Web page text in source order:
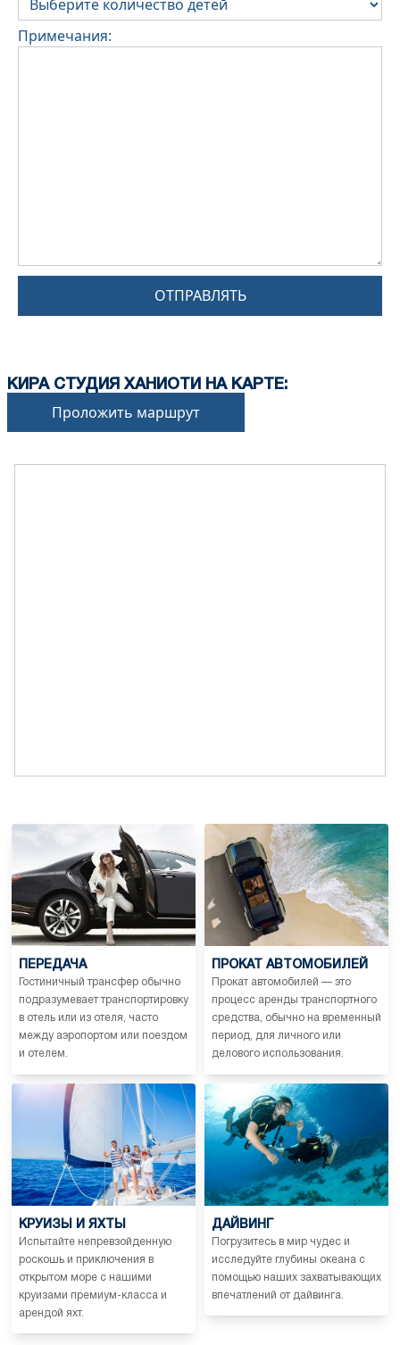
Примечания:
ОТПРАВЛЯТЬ
КИРА СТУДИЯ ХАНИОТИ НА КАРТЕ:
Проложить маршрут
ПЕРЕДАЧА
Гостиничный трансфер обычно
подразумевает транспортировку
в отель или из отеля, часто
между аэропортом или поездом
и отелем.
ПРОКАТ АВТОМОБИЛЕЙ
Прокат автомобилей — это
процесс аренды транспортного
средства, обычно на временный
период, для личного или
делового использования.
КРУИЗЫ И ЯХТЫ
Испытайте непревзойденную
роскошь и приключения в
открытом море с нашими
круизами премиум-класса и
арендой яхт.
ДАЙВИНГ
Погрузитесь в мир чудес и
исследуйте глубины океана с
помощью наших захватывающих
впечатлений от дайвинга.